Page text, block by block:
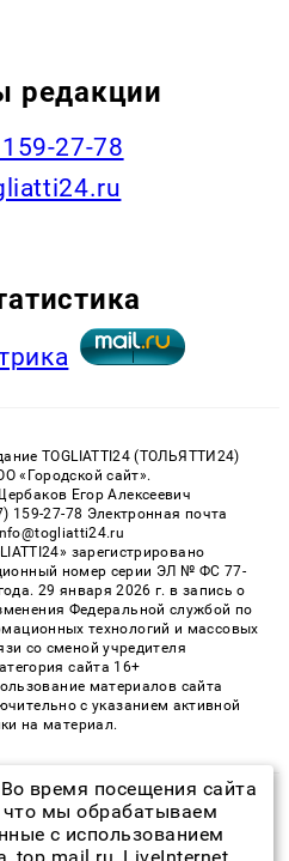
редакции
27-78
TOGLIATTI24 (ТОЛЬЯТТИ24)
«Городской сайт».
Егор Алексеевич
159-27-78 Электронная почта
зарегистрировано
номер серии ЭЛ № ФС 77-
29 января 2026 г. в запись о
Федеральной службой по
технологий и массовых
со сменой учредителя
сайта 16+
материалов сайта
с указанием активной
на материал.
| Все права защищены
сайта 16+
время посещения сайта
что мы обрабатываем
с использованием